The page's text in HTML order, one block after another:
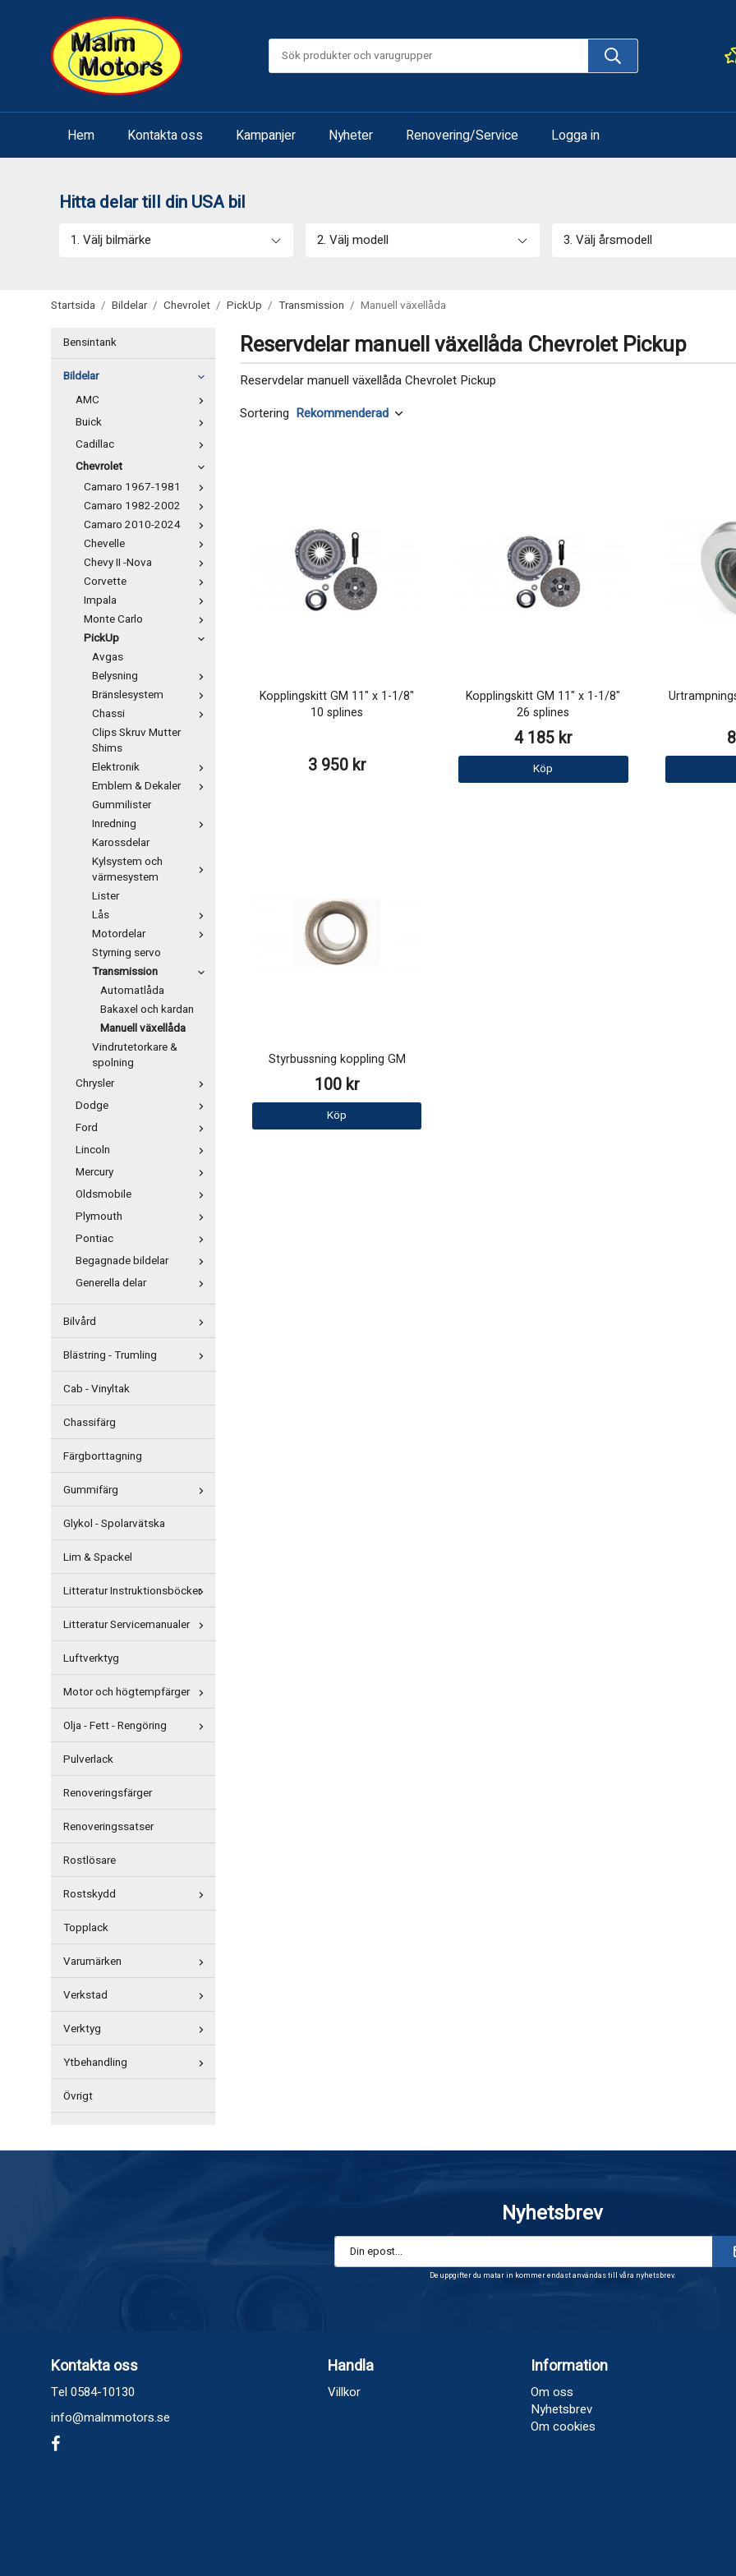
Hem Kontakta oss Kampanjer Nyheter Renovering/Service Logga in
Hitta delar till din USA bil
1. Välj bilmärke 2. Välj modell 3. Välj årsmodell
Startsida / Bildelar / Chevrolet / PickUp / Transmission / Manuell växellåda
Bensintank
Bildelar
AMC
Buick
Cadillac
Chevrolet
Camaro 1967-1981
Camaro 1982-2002
Camaro 2010-2024
Chevelle
Chevy II -Nova
Corvette
Impala
Monte Carlo
PickUp
Avgas
Belysning
Bränslesystem
Chassi
Clips Skruv Mutter
Shims
Elektronik
Emblem & Dekaler
Gummilister
Inredning
Karossdelar
Kylsystem och
värmesystem
Lister
Lås
Motordelar
Styrning servo
Transmission
Automatlåda
Bakaxel och kardan
Manuell växellåda
Vindrutetorkare &
spolning
Chrysler
Dodge
Ford
Lincoln
Mercury
Oldsmobile
Plymouth
Pontiac
Begagnade bildelar
Generella delar
Bilvård
Blästring - Trumling
Cab - Vinyltak
Chassifärg
Färgborttagning
Gummifärg
Glykol - Spolarvätska
Lim & Spackel
Litteratur Instruktionsböcker
Litteratur Servicemanualer
Luftverktyg
Motor och högtempfärger
Olja - Fett - Rengöring
Pulverlack
Renoveringsfärger
Renoveringssatser
Rostlösare
Rostskydd
Topplack
Varumärken
Verkstad
Verktyg
Ytbehandling
Övrigt
Reservdelar manuell växellåda Chevrolet Pickup
Reservdelar manuell växellåda Chevrolet Pickup
Sortering
Kopplingskitt GM 11" x 1-1/8"
10 splines
3 950 kr
Kopplingskitt GM 11" x 1-1/8"
26 splines
4 185 kr
Köp
Styrbussning koppling GM
100 kr
Köp
Nyhetsbrev
De uppgifter du matar in kommer endast användas till våra nyhetsbrev.
Kontakta oss
Tel 0584-10130
info@malmmotors.se
Handla
Villkor
Information
Om oss
Nyhetsbrev
Om cookies